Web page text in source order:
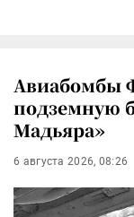
Авиабомбы
подземную
Мадьяра»
6 августа 2026, 08:26